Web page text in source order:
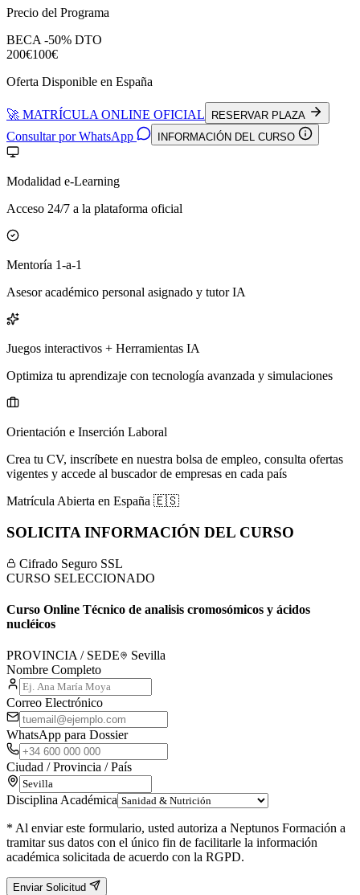
Precio del Programa
BECA -50% DTO
200€100€
Oferta Disponible en España
🚀 MATRÍCULA ONLINE OFICIAL RESERVAR PLAZA
Consultar por WhatsApp INFORMACIÓN DEL CURSO
Modalidad e-Learning
Acceso 24/7 a la plataforma oficial
Mentoría 1-a-1
Asesor académico personal asignado y tutor IA
Juegos interactivos + Herramientas IA
Optimiza tu aprendizaje con tecnología avanzada y simulaciones
Orientación e Inserción Laboral
Crea tu CV, inscríbete en nuestra bolsa de empleo, consulta ofertas
vigentes y accede al buscador de empresas en cada país
Matrícula Abierta en España 🇪🇸
SOLICITA INFORMACIÓN DEL CURSO
Cifrado Seguro SSL
CURSO SELECCIONADO
Curso Online Técnico de analisis cromosómicos y ácidos
nucléicos
PROVINCIA / SEDE
Sevilla
Nombre Completo
Correo Electrónico
WhatsApp para Dossier
Ciudad / Provincia / País
Disciplina Académica
* Al enviar este formulario, usted autoriza a Neptunos Formación a
tramitar sus datos con el único fin de facilitarle la información
académica solicitada de acuerdo con la RGPD.
Enviar Solicitud